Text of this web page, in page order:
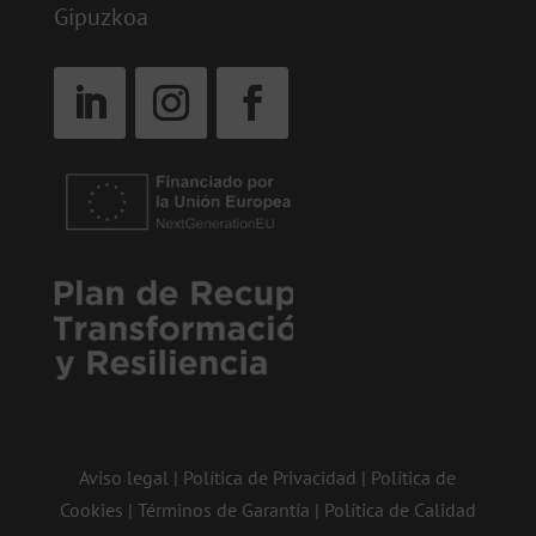
Gipuzkoa
Aviso legal | Política de Privacidad | Política de
Cookies | Términos de Garantía | Política de Calidad